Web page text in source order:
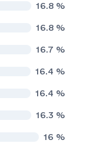
16.8 %
16.8 %
16.7 %
16.4 %
16.4 %
16.3 %
16 %